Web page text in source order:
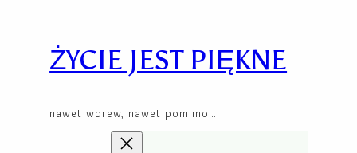
contentŻYCIE JEST PIĘKNE
nawet wbrew, nawet pomimo…